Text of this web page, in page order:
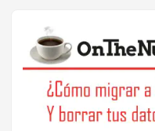
tecnológico. Y, como
las ponencias y la